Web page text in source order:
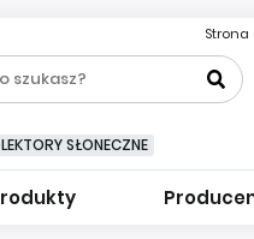
Strona
SŁONECZNE